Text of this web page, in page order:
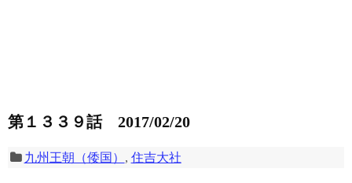
第１３３９話 2017/02/20
九州王朝（倭国） , 住吉大社